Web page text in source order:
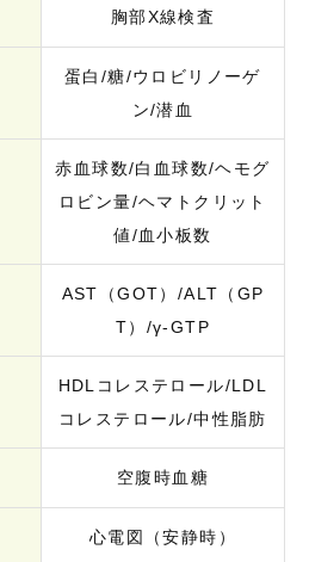
胸部X線検査
蛋白/糖/ウロビリノーゲ
ン/潜血
赤血球数/白血球数/ヘモグ
ロビン量/ヘマトクリット
値/血小板数
AST（GOT）/ALT（GP
T）/γ‐GTP
HDLコレステロール/LDL
コレステロール/中性脂肪
空腹時血糖
心電図（安静時）